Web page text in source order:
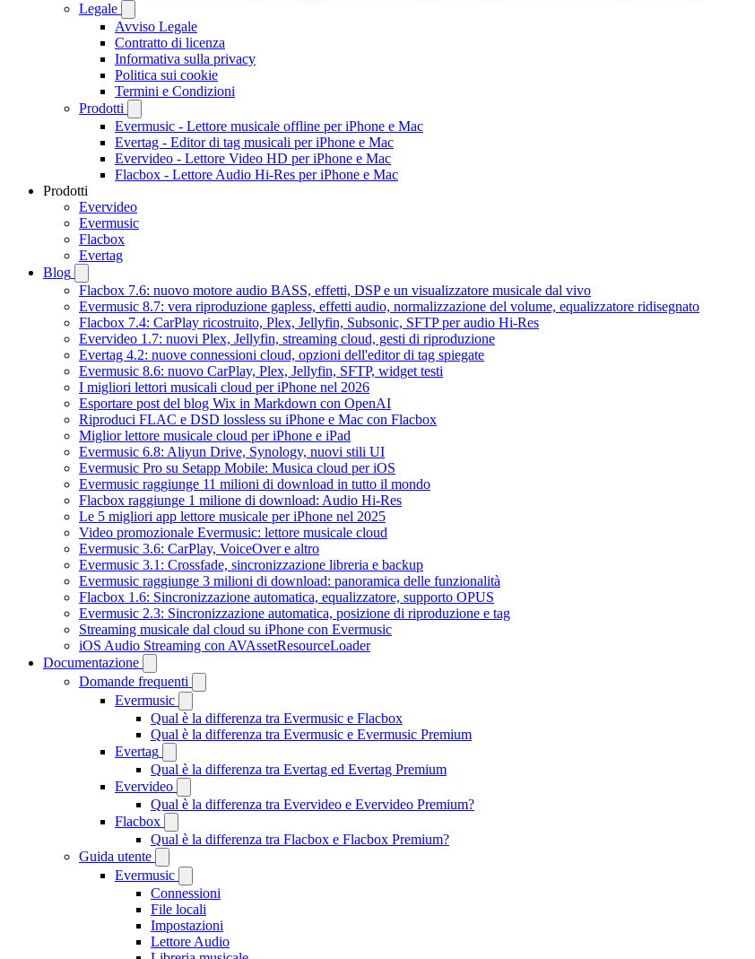
Legale
Avviso Legale
Contratto di licenza
Informativa sulla privacy
Politica sui cookie
Termini e Condizioni
Prodotti
Evermusic - Lettore musicale offline per iPhone e Mac
Evertag - Editor di tag musicali per iPhone e Mac
Evervideo - Lettore Video HD per iPhone e Mac
Flacbox - Lettore Audio Hi-Res per iPhone e Mac
Prodotti
Evervideo
Evermusic
Flacbox
Evertag
Blog
Flacbox 7.6: nuovo motore audio BASS, effetti, DSP e un visualizzatore musicale dal vivo
Evermusic 8.7: vera riproduzione gapless, effetti audio, normalizzazione del volume, equalizzatore ridisegnato
Flacbox 7.4: CarPlay ricostruito, Plex, Jellyfin, Subsonic, SFTP per audio Hi-Res
Evervideo 1.7: nuovi Plex, Jellyfin, streaming cloud, gesti di riproduzione
Evertag 4.2: nuove connessioni cloud, opzioni dell'editor di tag spiegate
Evermusic 8.6: nuovo CarPlay, Plex, Jellyfin, SFTP, widget testi
I migliori lettori musicali cloud per iPhone nel 2026
Esportare post del blog Wix in Markdown con OpenAI
Riproduci FLAC e DSD lossless su iPhone e Mac con Flacbox
Miglior lettore musicale cloud per iPhone e iPad
Evermusic 6.8: Aliyun Drive, Synology, nuovi stili UI
Evermusic Pro su Setapp Mobile: Musica cloud per iOS
Evermusic raggiunge 11 milioni di download in tutto il mondo
Flacbox raggiunge 1 milione di download: Audio Hi-Res
Le 5 migliori app lettore musicale per iPhone nel 2025
Video promozionale Evermusic: lettore musicale cloud
Evermusic 3.6: CarPlay, VoiceOver e altro
Evermusic 3.1: Crossfade, sincronizzazione libreria e backup
Evermusic raggiunge 3 milioni di download: panoramica delle funzionalità
Flacbox 1.6: Sincronizzazione automatica, equalizzatore, supporto OPUS
Evermusic 2.3: Sincronizzazione automatica, posizione di riproduzione e tag
Streaming musicale dal cloud su iPhone con Evermusic
iOS Audio Streaming con AVAssetResourceLoader
Documentazione
Domande frequenti
Evermusic
Qual è la differenza tra Evermusic e Flacbox
Qual è la differenza tra Evermusic e Evermusic Premium
Evertag
Qual è la differenza tra Evertag ed Evertag Premium
Evervideo
Qual è la differenza tra Evervideo e Evervideo Premium?
Flacbox
Qual è la differenza tra Flacbox e Flacbox Premium?
Guida utente
Evermusic
Connessioni
File locali
Impostazioni
Lettore Audio